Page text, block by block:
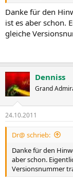
Danke für den
ist es aber schon.
gleiche
Denniss
Grand
24.10.2011
Dr@ schrieb:
Danke für den
aber schon.
Versionsnummer